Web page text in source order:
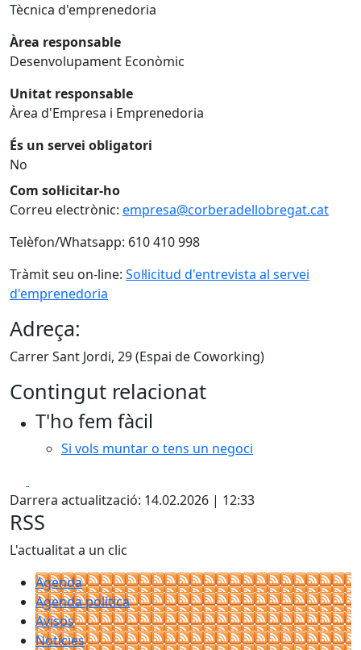
Tècnica d'emprenedoria
Àrea responsable
Desenvolupament Econòmic
Unitat responsable
Àrea d'Empresa i Emprenedoria
És un servei obligatori
No
Com sol·licitar-ho
Correu electrònic: empresa@corberadellobregat.cat
Telèfon/Whatsapp: 610 410 998
Tràmit seu on-line: Sol·licitud d'entrevista al servei
d'emprenedoria
Adreça:
Carrer Sant Jordi, 29 (Espai de Coworking)
Contingut relacionat
T'ho fem fàcil
Si vols muntar o tens un negoci
Darrera actualització: 14.02.2026 | 12:33
RSS
L'actualitat a un clic
Agenda
Agenda política
Avisos
Notícies